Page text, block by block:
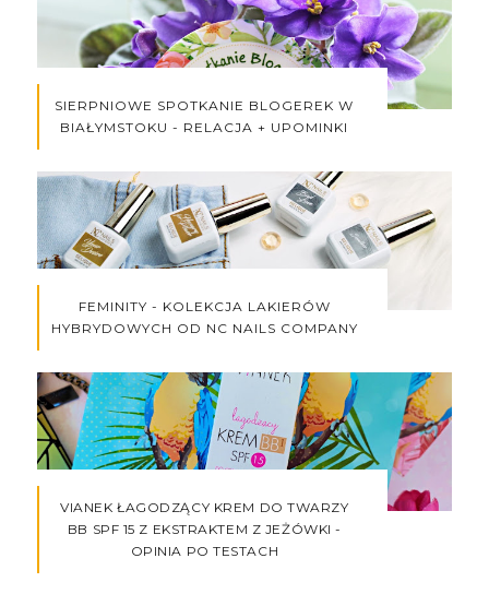
SIERPNIOWE SPOTKANIE BLOGEREK W
BIAŁYMSTOKU - RELACJA + UPOMINKI
FEMINITY - KOLEKCJA LAKIERÓW
HYBRYDOWYCH OD NC NAILS COMPANY
VIANEK ŁAGODZĄCY KREM DO TWARZY
BB SPF 15 Z EKSTRAKTEM Z JEŻÓWKI -
OPINIA PO TESTACH